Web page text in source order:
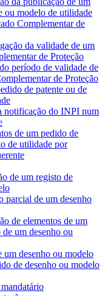
ou modelo de utilidade
Complementar de
da validade de um
de Proteção
período de validade de
de Proteção
de patente ou de
notificação do INPI num
de um pedido de
de utilidade por
de um registo de
parcial de um desenho
de elementos de um
um desenho ou
um desenho ou modelo
de desenho ou modelo